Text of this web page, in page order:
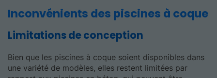
Inconvénients des piscines à coque
Limitations de conception
Bien que les piscines à coque soient disponibles dans
une variété de modèles, elles restent limitées par